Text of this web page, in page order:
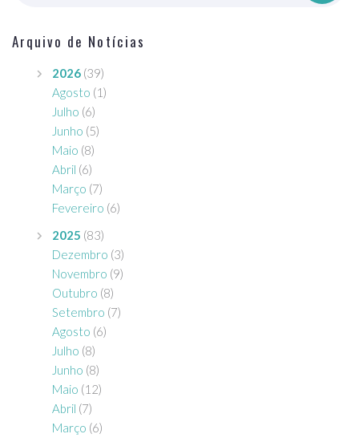
Arquivo de Notícias
2026 (39)
Agosto (1)
Julho (6)
Junho (5)
Maio (8)
Abril (6)
Março (7)
Fevereiro (6)
2025 (83)
Dezembro (3)
Novembro (9)
Outubro (8)
Setembro (7)
Agosto (6)
Julho (8)
Junho (8)
Maio (12)
Abril (7)
Março (6)